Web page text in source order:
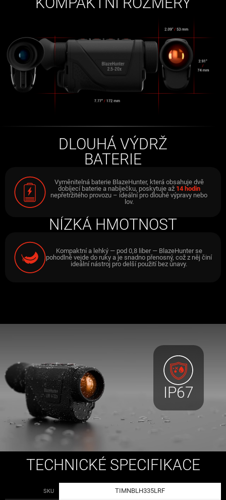
IP67
DLOUHÁ VÝDRŽ
BATERIE
Vyměnitelná baterie BlazeHunter, která obsahuje dvě
dobíjecí baterie a nabíječku, poskytuje až 14 hodin
nepřetržitého provozu – ideální pro dlouhé výpravy nebo
lov.
NÍZKÁ HMOTNOST
Kompaktní a lehký — pod 0,8 liber — BlazeHunter se
pohodlně vejde do ruky a je snadno přenosný, což z něj činí
ideální nástroj pro delší použití bez únavy.
TECHNICKÉ SPECIFIKACE
SKU TIMNBLH335LRF